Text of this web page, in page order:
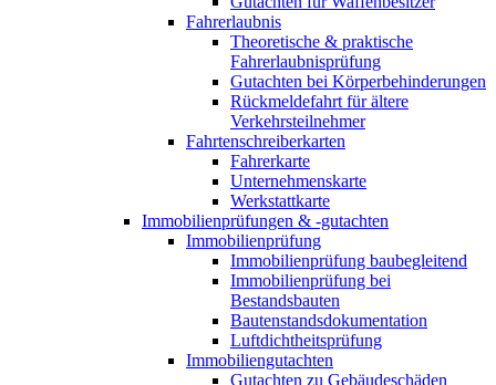
Fahrerlaubnis
Theoretische & praktische
Fahrerlaubnisprüfung
Gutachten bei Körperbehinderungen
Rückmeldefahrt für ältere
Verkehrsteilnehmer
Fahrtenschreiberkarten
Fahrerkarte
Unternehmenskarte
Werkstattkarte
Immobilienprüfungen & -gutachten
Immobilienprüfung
Immobilienprüfung baubegleitend
Immobilienprüfung bei
Bestandsbauten
Bautenstandsdokumentation
Luftdichtheitsprüfung
Immobiliengutachten
Gutachten zu Gebäudeschäden